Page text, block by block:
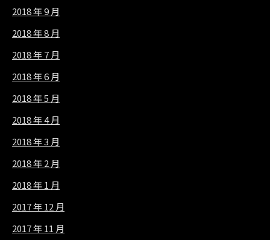
2018 年 9 月
2018 年 8 月
2018 年 7 月
2018 年 6 月
2018 年 5 月
2018 年 4 月
2018 年 3 月
2018 年 2 月
2018 年 1 月
2017 年 12 月
2017 年 11 月